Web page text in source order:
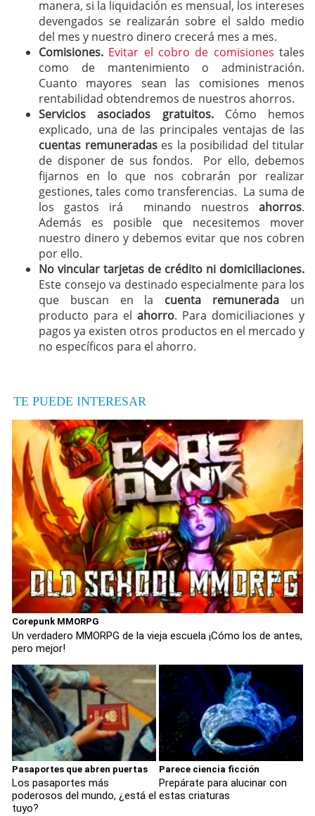
manera, si la liquidación es mensual, los intereses
devengados se realizarán sobre el saldo medio
del mes y nuestro dinero crecerá mes a mes.
Comisiones. Evitar el cobro de comisiones tales
como de mantenimiento o administración.
Cuanto mayores sean las comisiones menos
rentabilidad obtendremos de nuestros ahorros.
Servicios asociados gratuitos.Cómo hemos
explicado, una de las principales ventajas de las
cuentas remuneradases la posibilidad del titular
de disponer de sus fondos. Por ello, debemos
fijarnos en lo que nos cobrarán por realizar
gestiones, tales como transferencias. La suma de
los gastos irá minando nuestros ahorros.
Además es posible que necesitemos mover
nuestro dinero y debemos evitar que nos cobren
por ello.
No vincular tarjetas de crédito ni domiciliaciones.
Este consejo va destinado especialmente para los
que buscan en la cuenta remunerada un
producto para el ahorro. Para domiciliaciones y
pagos ya existen otros productos en el mercado y
no específicos para el ahorro.
TE PUEDE INTERESAR
Corepunk MMORPG
Un verdadero MMORPG de la vieja escuela ¡Cómo los de antes,
pero mejor!
Pasaportes que abren puertas
Los pasaportes más
poderosos del mundo, ¿está el
tuyo?
Parece ciencia ficción
Prepárate para alucinar con
estas criaturas